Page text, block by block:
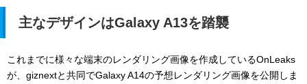
主なデザインはGalaxy A13を踏襲
これまでに様々な端末のレンダリング画像を作成しているOnLeaks
が、giznextと共同でGalaxy A14の予想レンダリング画像を公開しま